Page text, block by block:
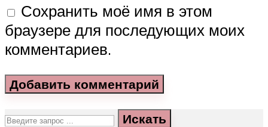
Сохранить моё имя в этом
браузере для последующих моих
комментариев.
Искать